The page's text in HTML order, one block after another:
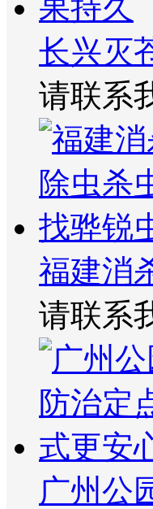
长兴灭
请联系
福建消
请联系
广州公